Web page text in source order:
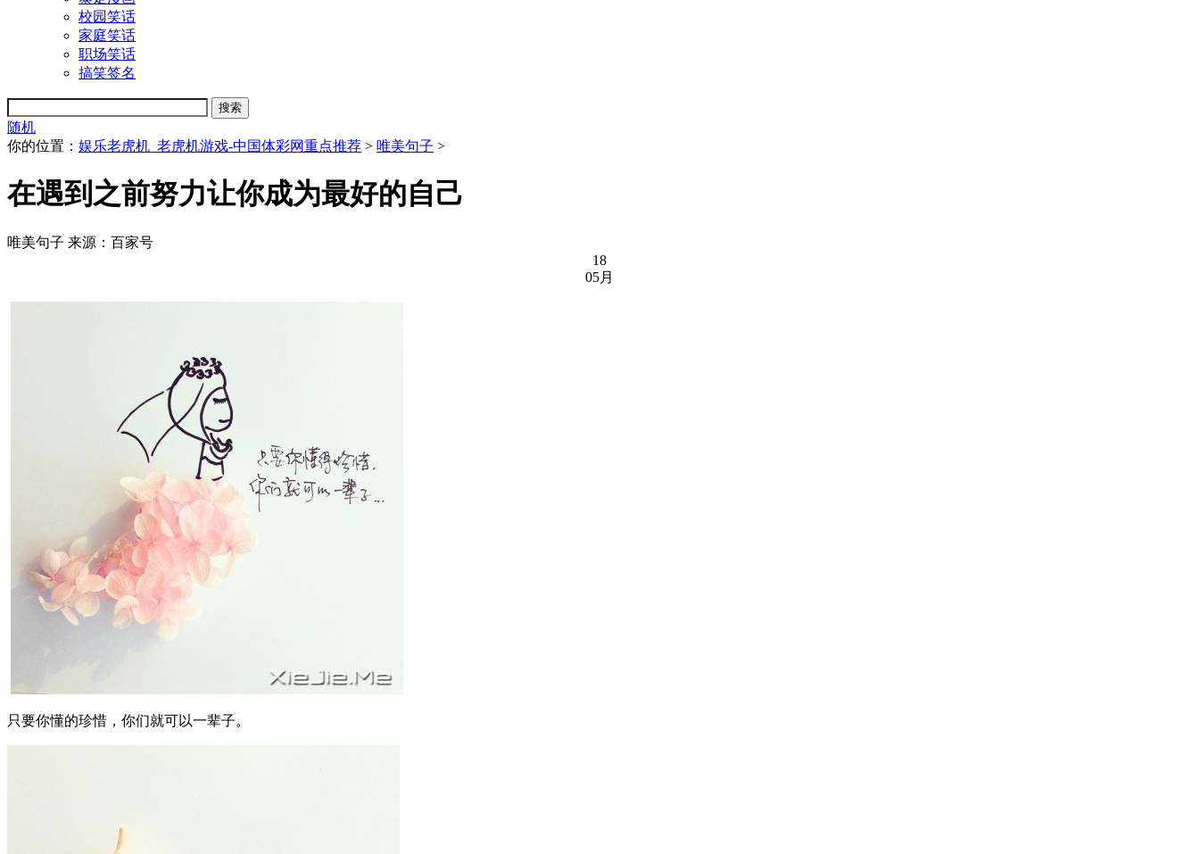
校园笑话
家庭笑话
职场笑话
搞笑签名
随机
你的位置： 娱乐老虎机_老虎机游戏-中国体彩网重点推荐 > 唯美句子 >
在遇到之前努力让你成为最好的自己
唯美句子 来源：百家号
18
05月
只要你懂的珍惜，你们就可以一辈子。